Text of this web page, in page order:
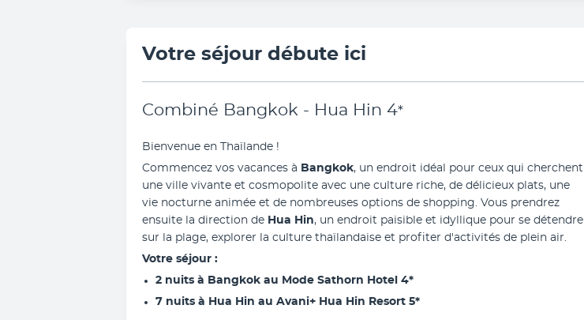
Votre séjour débute ici
Combiné Bangkok - Hua Hin 4*
Bienvenue en Thaïlande !
Commencez vos vacances à Bangkok, un endroit idéal pour ceux qui cherchent
une ville vivante et cosmopolite avec une culture riche, de délicieux plats, une
vie nocturne animée et de nombreuses options de shopping. Vous prendrez
ensuite la direction de Hua Hin, un endroit paisible et idyllique pour se détendre
sur la plage, explorer la culture thaïlandaise et profiter d'activités de plein air.
Votre séjour :
2 nuits à Bangkok au Mode Sathorn Hotel 4*
7 nuits à Hua Hin au Avani+ Hua Hin Resort 5*